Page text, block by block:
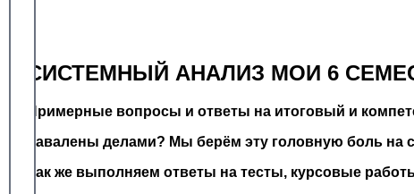
СИСТЕМНЫЙ АНАЛИЗ МОИ 6
Примерные вопросы и ответы на итоговый и
Завалены делами? Мы берём эту головную боль на
Так же выполняем ответы на тесты, курсовые